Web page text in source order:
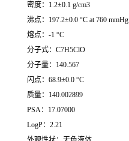
密度：1.2±0.1 g/cm3
沸点：197.2±0.0 °C at 760 mmHg
熔点：-1 °C
分子式：C7H5ClO
分子量：140.567
闪点：68.9±0.0 °C
质量：140.002899
PSA：17.07000
LogP：2.21